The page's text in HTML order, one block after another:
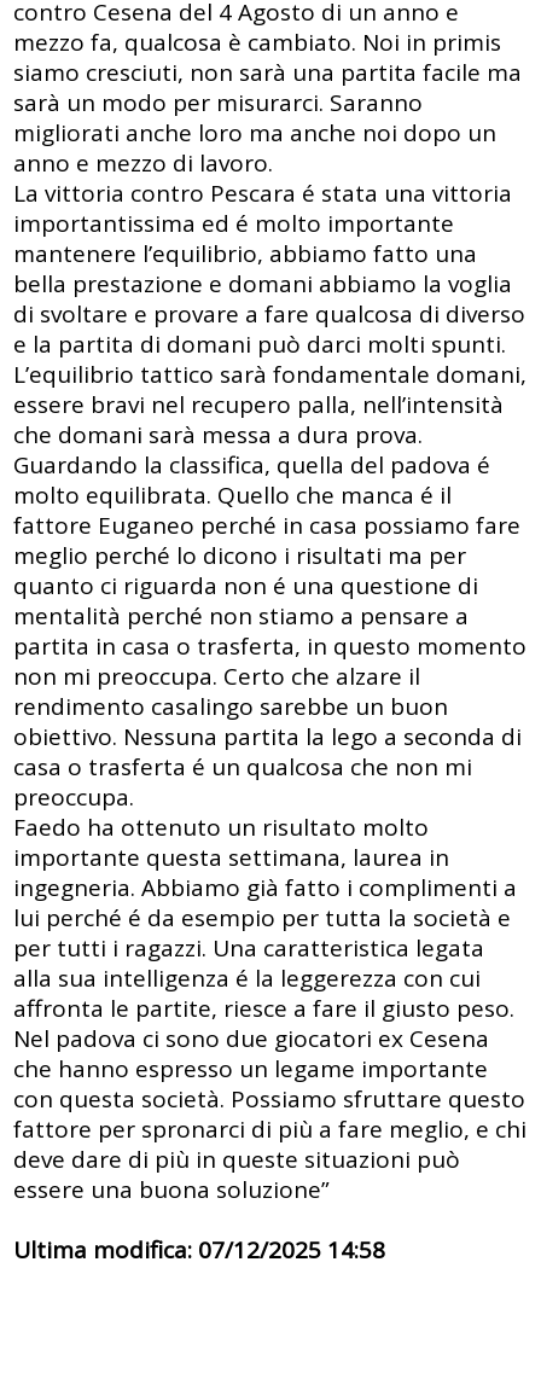
contro Cesena del 4 Agosto di un anno e
mezzo fa, qualcosa è cambiato. Noi in primis
siamo cresciuti, non sarà una partita facile ma
sarà un modo per misurarci. Saranno
migliorati anche loro ma anche noi dopo un
anno e mezzo di lavoro.
La vittoria contro Pescara é stata una vittoria
importantissima ed é molto importante
mantenere l’equilibrio, abbiamo fatto una
bella prestazione e domani abbiamo la voglia
di svoltare e provare a fare qualcosa di diverso
e la partita di domani può darci molti spunti.
L’equilibrio tattico sarà fondamentale domani,
essere bravi nel recupero palla, nell’intensità
che domani sarà messa a dura prova.
Guardando la classifica, quella del padova é
molto equilibrata. Quello che manca é il
fattore Euganeo perché in casa possiamo fare
meglio perché lo dicono i risultati ma per
quanto ci riguarda non é una questione di
mentalità perché non stiamo a pensare a
partita in casa o trasferta, in questo momento
non mi preoccupa. Certo che alzare il
rendimento casalingo sarebbe un buon
obiettivo. Nessuna partita la lego a seconda di
casa o trasferta é un qualcosa che non mi
preoccupa.
Faedo ha ottenuto un risultato molto
importante questa settimana, laurea in
ingegneria. Abbiamo già fatto i complimenti a
lui perché é da esempio per tutta la società e
per tutti i ragazzi. Una caratteristica legata
alla sua intelligenza é la leggerezza con cui
affronta le partite, riesce a fare il giusto peso.
Nel padova ci sono due giocatori ex Cesena
che hanno espresso un legame importante
con questa società. Possiamo sfruttare questo
fattore per spronarci di più a fare meglio, e chi
deve dare di più in queste situazioni può
essere una buona soluzione”
Ultima modifica: 07/12/2025 14:58